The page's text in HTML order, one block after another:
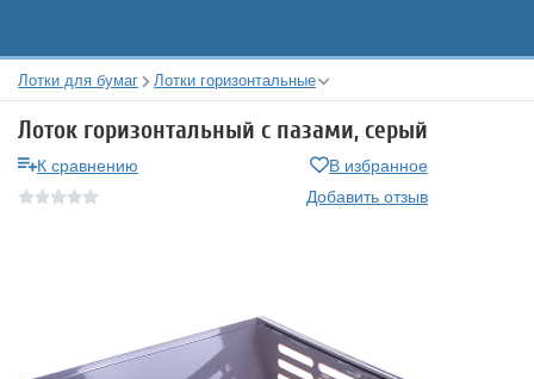
Лотки для бумаг Лотки горизонтальные
Лоток горизонтальный с пазами, серый
К сравнению
В избранное
Добавить отзыв